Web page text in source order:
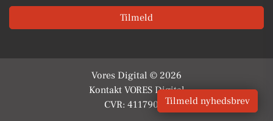
Tilmeld
Vores Digital © 2026
Kontakt VORES Digital
CVR: 41179082Tilmeld nyhedsbrev